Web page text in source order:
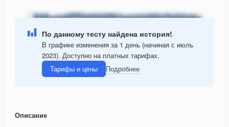
По данному тесту найдена история!
В графике изменения за 1 день (начиная с июль
2023). Доступно на платных тарифах.
Тарифы и цены
Подробнее
Описание